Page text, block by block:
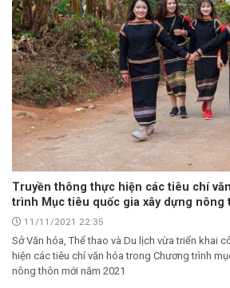
Truyền thông thực hiện các tiêu chí
trình Mục tiêu quốc gia xây dựng nông
11/11/2021 22:35
Sở Văn hóa, Thể thao và Du lịch vừa triển khai
hiện các tiêu chí văn hóa trong Chương trình
nông thôn mới năm 2021